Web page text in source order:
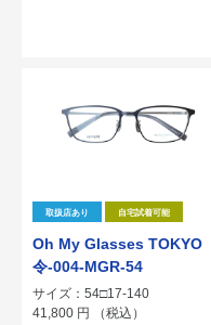
取扱店あり 自宅試着可能
Oh My Glasses TOKYO
令-004-MGR-54
サイズ：54□17-140
41,800 円 （税込）